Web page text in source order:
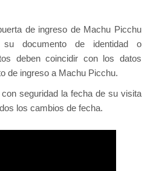
de ingreso de Machu Picchu
documento de identidad o
deben coincidir con los datos
de ingreso a Machu Picchu.
seguridad la fecha de su visita
los cambios de fecha.